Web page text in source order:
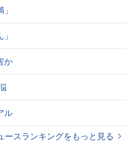
か
ル
ースランキングをもっと見る